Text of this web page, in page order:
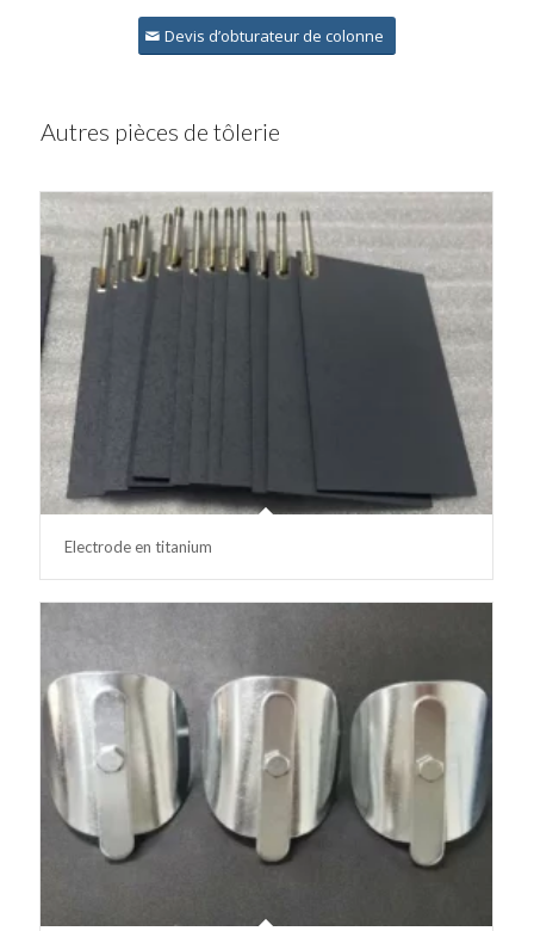
Devis d’obturateur de colonne
Autres pièces de tôlerie
Electrode en titanium